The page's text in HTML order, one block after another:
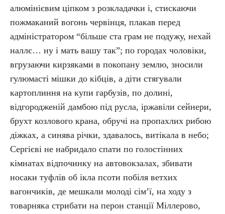
алюмінієвим ціпком з розкладачки і, стискаючи
пожмаканий вогонь червінця, плакав перед
адміністратором “більше ста грам не подужу, нехай
наллє… ну і мать вашу так”; по городах чоловіки,
вгрузаючи кирзяками в покопану землю, зносили
гулюмасті мішки до кібців, а діти стягували
картоплиння на купи гарбузів, по долині,
відгородженій дамбою під русла, іржавіли сейнери,
брухт козлового крана, обручі на пропахлих рибою
діжках, а синява річки, здавалось, витікала в небо;
Сергієві не набридало спати по голостінних
кімнатах відпочинку на автовокзалах, збивати
носаки туфлів об ікла псоти побіля ветхих
вагончиків, де мешкали молоді сім’ї, на ходу з
товарняка стрибати на перон станції Міллерово,